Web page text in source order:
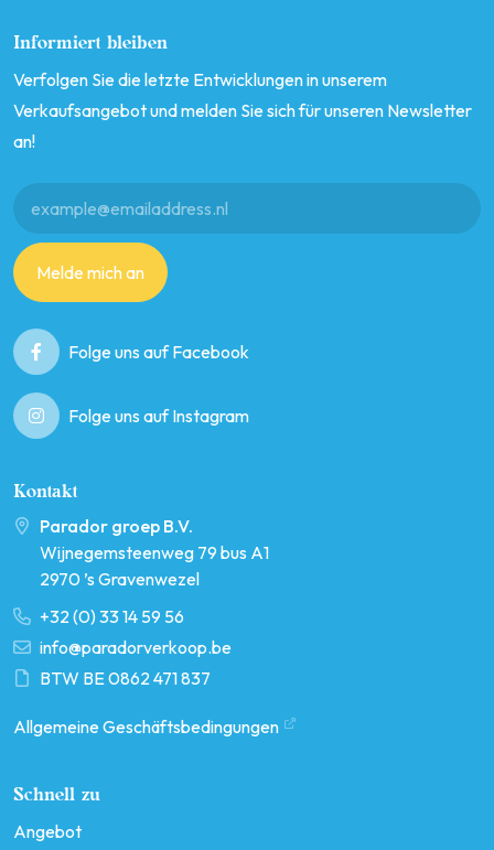
Informiert bleiben
Verfolgen Sie die letzte Entwicklungen in unserem
Verkaufsangebot und melden Sie sich für unseren Newsletter
an!
Melde mich an
Folge uns auf Facebook
Folge uns auf Instagram
Kontakt
Parador groep B.V.
Wijnegemsteenweg 79 bus A1
2970 ’s Gravenwezel
+32 (0) 33 14 59 56
info@paradorverkoop.be
BTW BE 0862 471 837
Allgemeine Geschäftsbedingungen
Schnell zu
Angebot